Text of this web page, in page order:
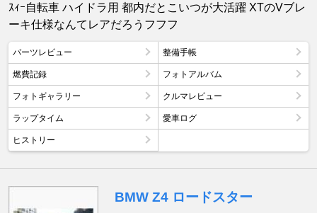
ｽｨｰ自転車 ハイドラ用 都内だとこいつが大活躍 XTのVブレ
ーキ仕様なんてレアだろうフフフ
パーツレビュー 整備手帳
燃費記録 フォトアルバム
フォトギャラリー クルマレビュー
ラップタイム 愛車ログ
ヒストリー
BMW Z4 ロードスター